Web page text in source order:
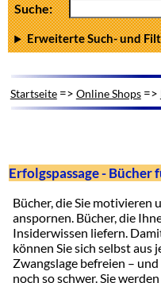
Suche:
Erweiterte Such- und
Startseite=> Online Shops=>
Erfolgspassage - Bücher
Bücher, die Sie motivieren
anspornen. Bücher, die
Insiderwissen liefern.
können Sie sich selbst aus
Zwangslage befreien – und
noch so schwer. Sie